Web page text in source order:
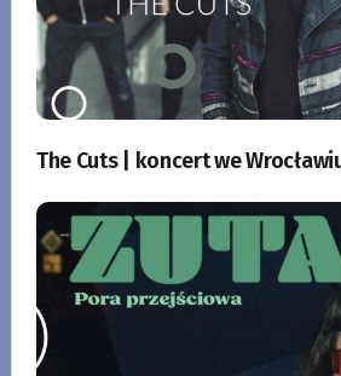
The Cuts | koncert we